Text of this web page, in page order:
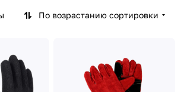
По возрастанию сортировки